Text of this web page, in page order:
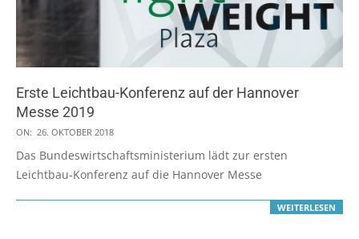
Erste Leichtbau-Konferenz auf der Hannover
Messe 2019
2018-
10-
26
ON: 26. OKTOBER 2018
Das Bundeswirtschaftsministerium lädt zur ersten
Leichtbau-Konferenz auf die Hannover Messe
WEITERLESEN